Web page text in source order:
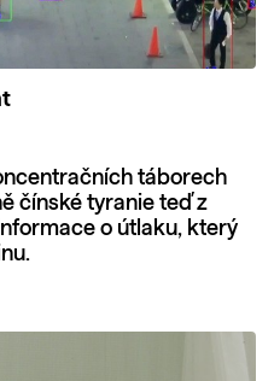
táborech
čínské tyranie teď z
o útlaku, který